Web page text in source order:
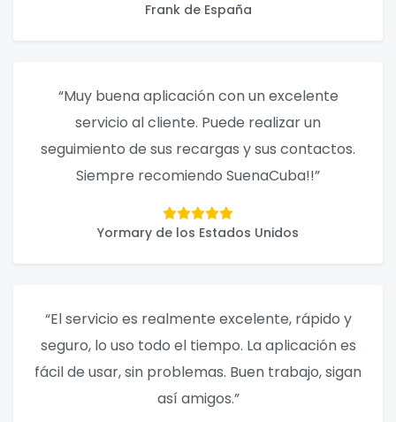
Frank de España
“Muy buena aplicación con un excelente
servicio al cliente. Puede realizar un
seguimiento de sus recargas y sus contactos.
Siempre recomiendo SuenaCuba!!”
Yormary de los Estados Unidos
“El servicio es realmente excelente, rápido y
seguro, lo uso todo el tiempo. La aplicación es
fácil de usar, sin problemas. Buen trabajo, sigan
así amigos.”